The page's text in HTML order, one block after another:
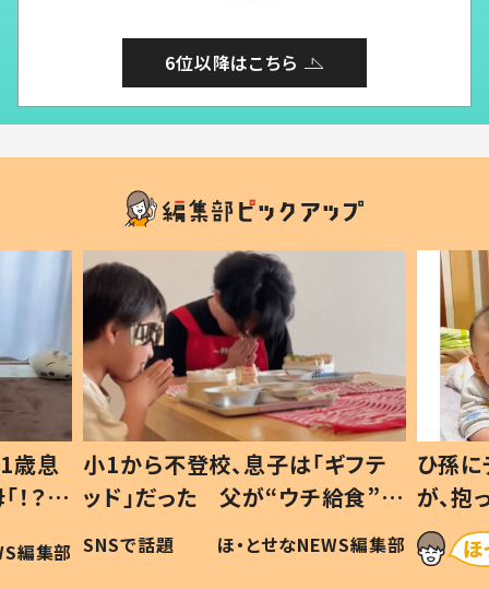
6位以降はこちら
歳息
？」
編集部
小1から不登校、息子は「ギフテ
ッド」だった 父が“ウチ給食”を
作り続ける理由とは #令和の親
#令和の子
SNSで話題 ほ・とせなNEWS編集部
ひ孫
が、
「涙が
い」